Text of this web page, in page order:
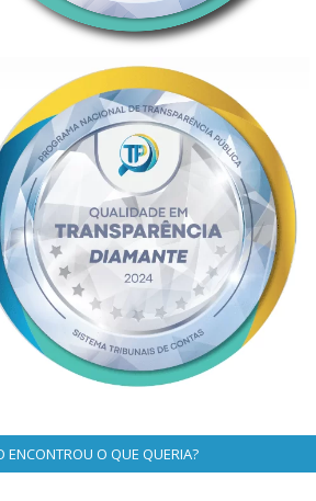
ENCONTROU O QUE QUERIA?